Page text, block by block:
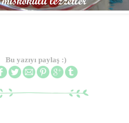
Bu yazıyı paylaş :)